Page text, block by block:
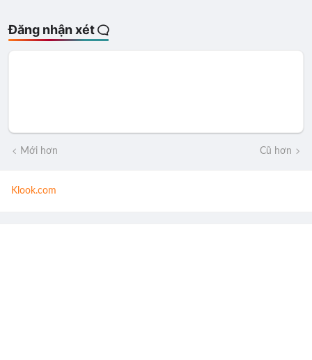
Đăng nhận xét
Mới hơn Cũ hơn
Klook.com